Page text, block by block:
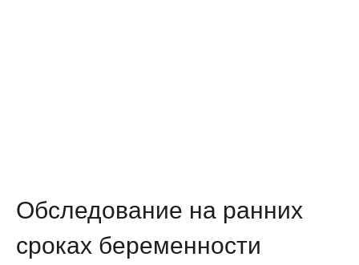
Обследование на ранних
сроках беременности